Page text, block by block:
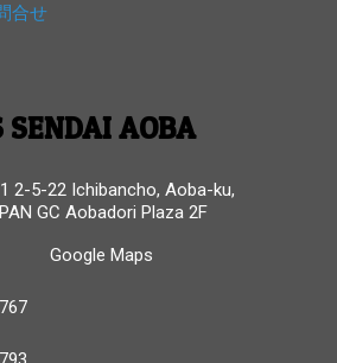
合せ
SENDAI AOBA
2-5-22 Ichibancho, Aoba-ku,
GC Aobadori Plaza 2F
Google Maps